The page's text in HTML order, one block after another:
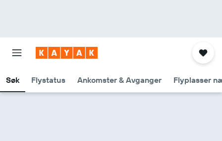
Søk Flystatus Ankomster & Avganger Flyplasser